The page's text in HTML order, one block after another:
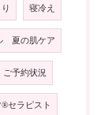
寝冷え
夏の肌ケア
ご予約状況
セラピスト